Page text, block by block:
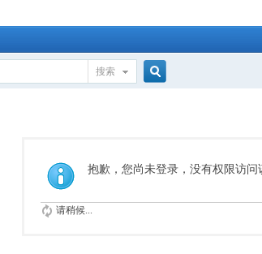
搜索
索
抱歉，您尚未登录，没有权限访问
请稍候...